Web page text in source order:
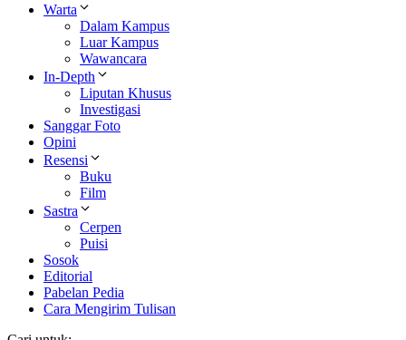
Warta
Dalam Kampus
Luar Kampus
Wawancara
In-Depth
Liputan Khusus
Investigasi
Sanggar Foto
Opini
Resensi
Buku
Film
Sastra
Cerpen
Puisi
Sosok
Editorial
Pabelan Pedia
Cara Mengirim Tulisan